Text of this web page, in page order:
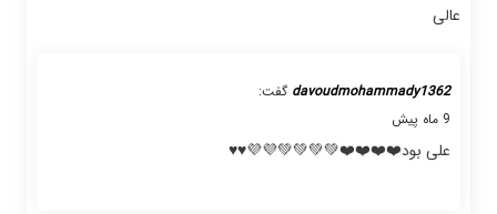
عالی
davoudmohammady1362 گفت:
9 ماه پیش
علی بود❤️❤️❤️❤️💚💚💚💚💜💜♥️♥️